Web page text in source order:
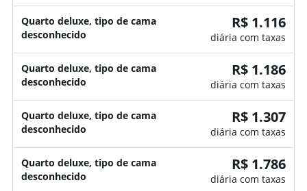
Quarto deluxe, tipo de cama
desconhecido
R$ 1.116
diária com taxas
Quarto deluxe, tipo de cama
desconhecido
R$ 1.186
diária com taxas
Quarto deluxe, tipo de cama
desconhecido
R$ 1.307
diária com taxas
Quarto deluxe, tipo de cama
desconhecido
R$ 1.786
diária com taxas